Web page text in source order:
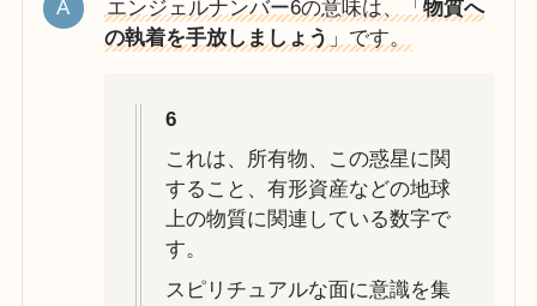
エンジェルナンバー6の意味は、「 物質へ
の執着を手放しましょう 」です。
6
これは、所有物、この惑星に関
すること、有形資産などの地球
上の物質に関連している数字で
す。
スピリチュアルな面に意識を集